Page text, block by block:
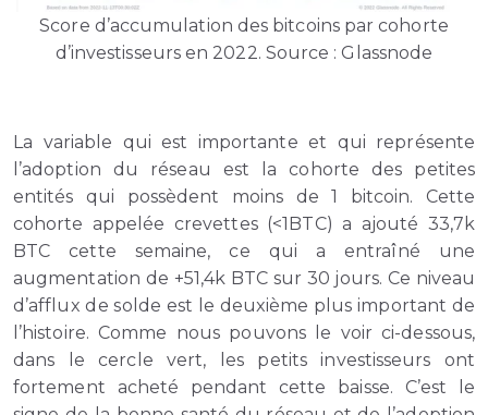
Score d’accumulation des bitcoins par cohorte
d’investisseurs en 2022. Source : Glassnode
La variable qui est importante et qui représente
l’adoption du réseau est la cohorte des petites
entités qui possèdent moins de 1 bitcoin. Cette
cohorte appelée crevettes (<1BTC) a ajouté 33,7k
BTC cette semaine, ce qui a entraîné une
augmentation de +51,4k BTC sur 30 jours. Ce niveau
d’afflux de solde est le deuxième plus important de
l’histoire. Comme nous pouvons le voir ci-dessous,
dans le cercle vert, les petits investisseurs ont
fortement acheté pendant cette baisse. C’est le